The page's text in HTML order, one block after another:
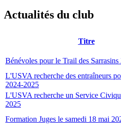
Actualités du club
Titre
Bénévoles pour le Trail des Sarrasins
L'USVA recherche des entraîneurs
2024-2025
L'USVA recherche un Service
2025
Formation Juges le samedi 18 mai